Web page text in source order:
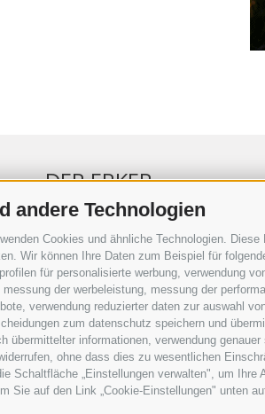
andere Technologien
Cookies und ähnliche Technologien.
Wir können Ihre Daten zum Beispiel für
für personalisierte werbung, verwendung
der werbeleistung, messung der
verwendung reduzierter daten zur auswahl
zum datenschutz speichern und
übermittelter informationen, verwendung
ohne dass dies zu wesentlichen
Schaltfläche „Einstellungen verwalten", um
Sie auf den Link „Cookie-Einstellungen"
DER ERKER
WERBEN IM ERKER
ONLINE-WERBUNG
SEPA-DAUERAUFTRAG
REGELN LESERKOMMENTARE
ONLINE VOTING